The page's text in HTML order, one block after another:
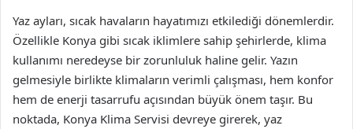
Yaz ayları, sıcak havaların hayatımızı etkilediği dönemlerdir.
Özellikle Konya gibi sıcak iklimlere sahip şehirlerde, klima
kullanımı neredeyse bir zorunluluk haline gelir. Yazın
gelmesiyle birlikte klimaların verimli çalışması, hem konfor
hem de enerji tasarrufu açısından büyük önem taşır. Bu
noktada, Konya Klima Servisi devreye girerek, yaz